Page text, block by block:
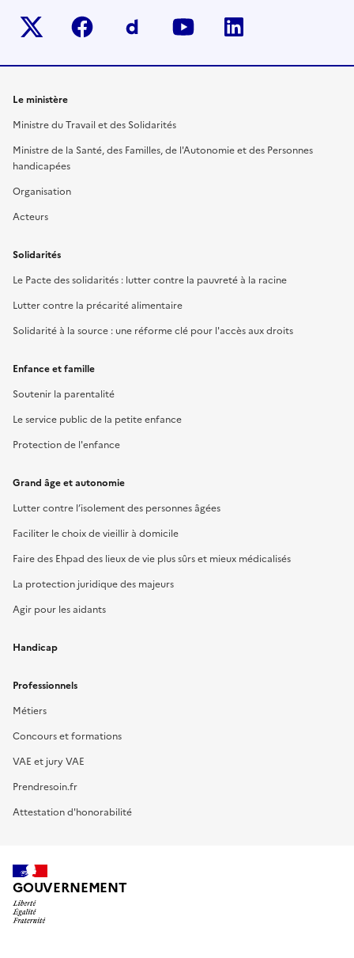
Twitter-x facebook Dailymotion
youtube
Le ministère
Ministre du Travail et des Solidarités
Ministre de la Santé, des Familles, de l'Autonomie et des Personnes
handicapées
Organisation
Acteurs
Solidarités
Le Pacte des solidarités : lutter contre la pauvreté à la racine
Lutter contre la précarité alimentaire
Solidarité à la source : une réforme clé pour l'accès aux droits
Enfance et famille
Soutenir la parentalité
Le service public de la petite enfance
Protection de l'enfance
Grand âge et autonomie
Lutter contre l’isolement des personnes âgées
Faciliter le choix de vieillir à domicile
Faire des Ehpad des lieux de vie plus sûrs et mieux médicalisés
La protection juridique des majeurs
Agir pour les aidants
Handicap
Professionnels
Métiers
Concours et formations
VAE et jury VAE
Prendresoin.fr
Attestation d'honorabilité
GOUVERNEMENT